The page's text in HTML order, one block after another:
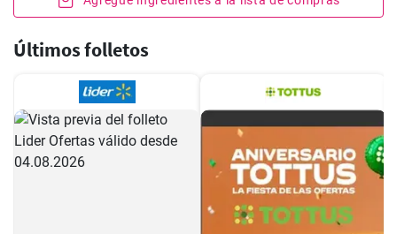
Últimos folletos